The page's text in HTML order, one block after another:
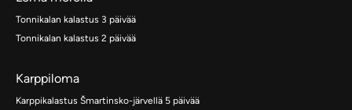
Tonnikalan kalastus 3 päivää
Tonnikalan kalastus 2 päivää
Karppiloma
Karppikalastus Šmartinsko-järvellä 5 päivää